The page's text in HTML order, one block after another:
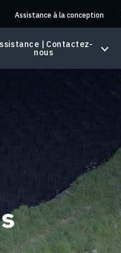
Assistance à la conception
| Contactez-
nous